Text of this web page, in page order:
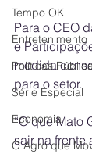
Tempo OK
Entretenimento
Políticas
Série Especial
Economia
O Agro que
Para o CEO
e
medida
para o setor.
“O que Mato
sair na frente